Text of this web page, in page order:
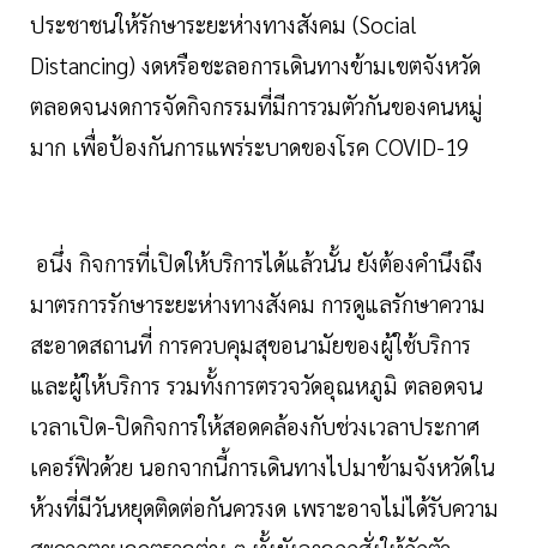
ประชาชนให้รักษาระยะห่างทางสังคม (Social
Distancing) งดหรือชะลอการเดินทางข้ามเขตจังหวัด
ตลอดจนงดการจัดกิจกรรมที่มีการวมตัวกันของคนหมู่
มาก เพื่อป้องกันการแพร่ระบาดของโรค COVID-19
อนึ่ง กิจการที่เปิดให้บริการได้แล้วนั้น ยังต้องคำนึงถึง
มาตรการรักษาระยะห่างทางสังคม การดูแลรักษาความ
สะอาดสถานที่ การควบคุมสุขอนามัยของผู้ใช้บริการ
และผู้ให้บริการ รวมทั้งการตรวจวัดอุณหภูมิ ตลอดจน
เวลาเปิด-ปิดกิจการให้สอดคล้องกับช่วงเวลาประกาศ
เคอร์ฟิวด้วย นอกจากนี้การเดินทางไปมาข้ามจังหวัดใน
ห้วงที่มีวันหยุดติดต่อกันควรงด เพราะอาจไม่ได้รับความ